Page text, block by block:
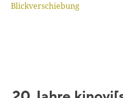
Blickverschiebung